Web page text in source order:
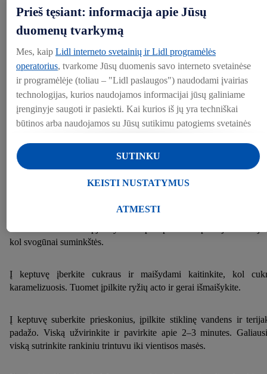
1 v. š ryžių acto
Žiupsnelio kardamono ir pipirų
1 stiklinės vandens
2 v. š. terijakio padažo
Ant kalakuto supilkite aliejų, užberkite druskos ir gerai įtrinkite.
į kepimo skardą ir kepkite apie valandą iki 150 laipsnių
orkaitėje, kol gražiai apskrus.
Nulupkite glazūrai skirtus persimonus. Tada juos, taip pat
kol svogūnai suminkštės.
Į keptuvę įberkite cukraus ir maišydami kaitinkite, kol
karamelizuosis. Tuomet įpilkite ryžių acto ir gerai išmaišykite.
Į keptuvę suberkite prieskonius, įpilkite stiklinę vandens ir
padažo. Viską užvirinkite ir pavirkite apie 2–3 minutes.
viską sutrinkite rankiniu trintuvu iki vientisos masės.
Prieš tęsiant: informacija apie Jūsų
duomenų tvarkymą
Mes, kaip Lidl interneto svetainių ir Lidl programėlės
operatorius, tvarkome Jūsų duomenis savo interneto svetainėse
ir programėlėje (toliau – "Lidl paslaugos") naudodami įvairias
technologijas, kurios naudojamos informacijai jūsų galiniame
įrenginyje saugoti ir pasiekti. Kai kurios iš jų yra techniškai
būtinos arba naudojamos su Jūsų sutikimu patogiems svetainės
personalizuotoms reklamos priemonėms Lidl paslaugose ir už
jų ribų. Jei esate "Lidl Plus" programos dalyvis, šiais tikslais
taip pat tvarkomi duomenys apie Jūsų elgesį apsiperkant
Skiltyje "Keisti nustatymus" galite leisti individualius tikslus ir
Paspaudę "Atmesti", galite leisti naudoti tik būtinas
informacijos, įskaitant informaciją apie duomenų saugojimo
laikotarpį ir Jūsų teisę bet kada atšaukti sutikimą, galite rasti
ATMESTI
KEISTI NUSTATYMUS
SUTINKU